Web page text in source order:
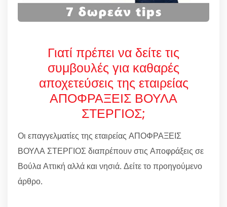
Γιατί πρέπει να δείτε τις
συμβουλές για καθαρές
αποχετεύσεις της εταιρείας
ΑΠΟΦΡΑΞΕΙΣ ΒΟΥΛΑ
ΣΤΕΡΓΙΟΣ;
Οι επαγγελματίες της εταιρείας ΑΠΟΦΡΑΞΕΙΣ
ΒΟΥΛΑ ΣΤΕΡΓΙΟΣ διαπρέπουν στις Αποφράξεις σε
Βούλα Αττική αλλά και νησιά. Δείτε το προηγούμενο
άρθρο.